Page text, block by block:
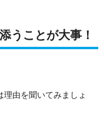
うことが大事！
由を聞いてみましょ